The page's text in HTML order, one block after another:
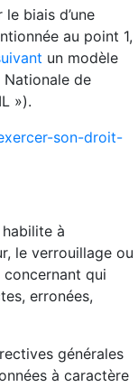
biais d’une
au point 1,
un modèle
de
»).
son-droit-
à
le verrouillage ou
concernant qui
erronées,
générales
à caractère